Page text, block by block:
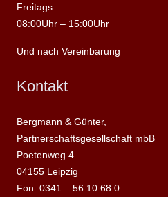
Freitags:
08:00Uhr – 15:00Uhr
Und nach Vereinbarung
Kontakt
Bergmann & Günter,
Partnerschaftsgesellschaft mbB
Poetenweg 4
04155 Leipzig
Fon: 0341 – 56 10 68 0